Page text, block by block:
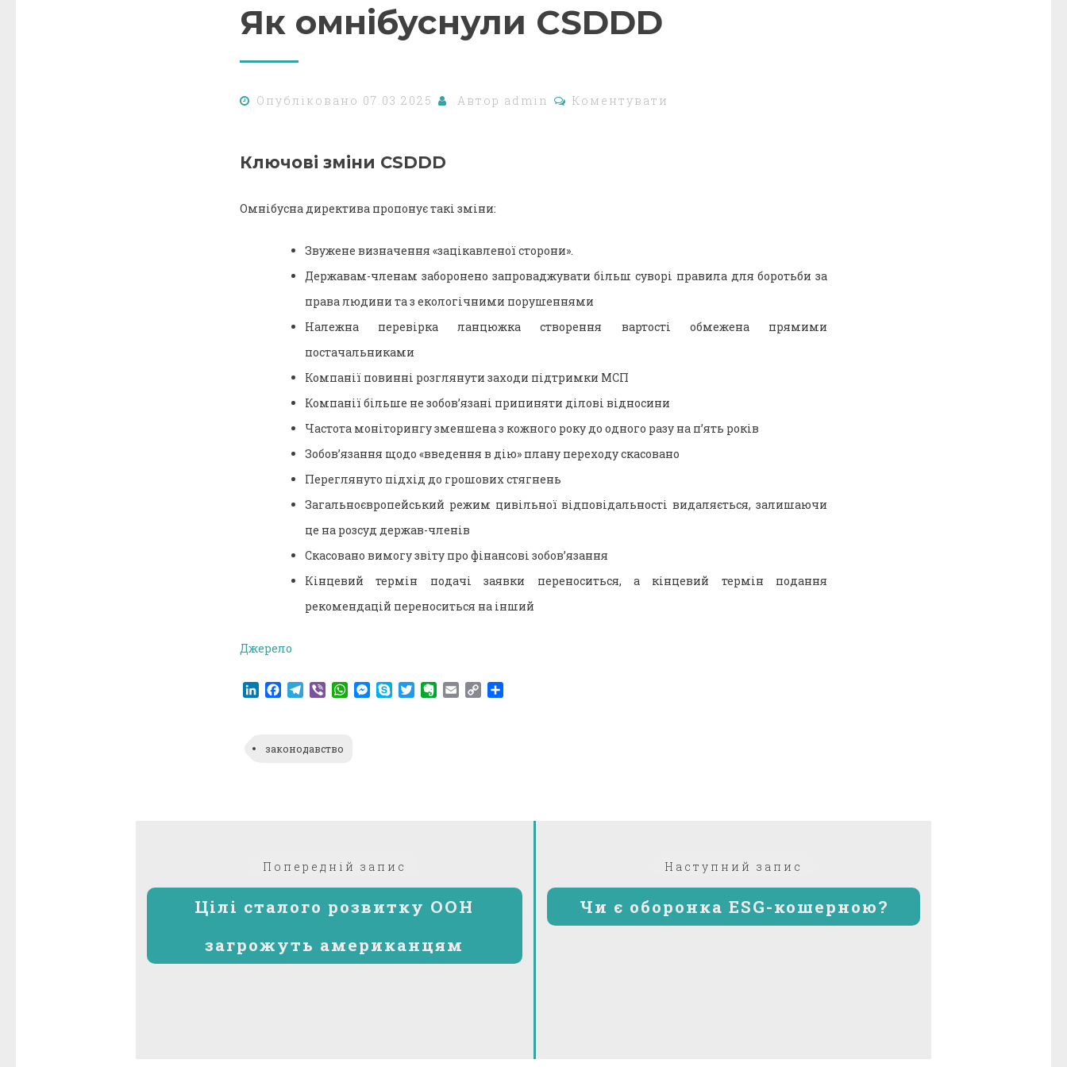
Як омнібуснули CSDDD
Опубліковано 07.03.2025 Автор admin Коментувати
Ключові зміни CSDDD
Омнібусна директива пропонує такі зміни:
Звужене визначення «зацікавленої сторони».
Державам-членам заборонено запроваджувати більш суворі правила для боротьби за
права людини та з екологічними порушеннями
Належна перевірка ланцюжка створення вартості обмежена прямими
постачальниками
Компанії повинні розглянути заходи підтримки МСП
Компанії більше не зобов’язані припиняти ділові відносини
Частота моніторингу зменшена з кожного року до одного разу на п’ять років
Зобов’язання щодо «введення в дію» плану переходу скасовано
Переглянуто підхід до грошових стягнень
Загальноєвропейський режим цивільної відповідальності видаляється, залишаючи
це на розсуд держав-членів
Скасовано вимогу звіту про фінансові зобов’язання
Кінцевий термін подачі заявки переноситься, а кінцевий термін подання
рекомендацій переноситься на інший
Джерело
LinkedIn
Facebook
Telegram
ViberWhatsApp
Messenger
SkypeTwitterEvernote
EmailCopy
законодавство
Попередній запис
Цілі сталого розвитку ООН
загрожуть американцям
Наступний запис
запис:
Чи є оборонка ESG-кошерною?